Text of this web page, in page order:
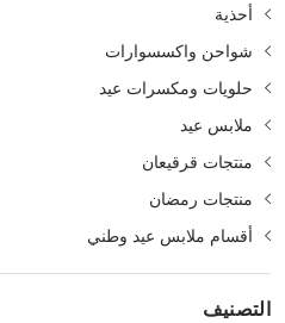
أحذية
شواحن واكسسوارات
حلويات ومكسرات عيد
ملابس عيد
منتجات قرقيعان
منتجات رمضان
أقسام ملابس عيد وطني
التصنيف